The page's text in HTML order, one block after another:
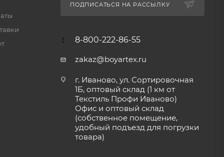
ПОДПИСАТЬСЯ НА РАССЫЛКУ
8-800-222-86-55
zakaz@boyartex.ru
г. Иваново, ул. Сортировочная
1Б, оптовый склад (1 км от
Текстиль Профи Иваново)
Офис и оптовый склад
(собственное помещение,
удобный подъезд для погрузки
товара)